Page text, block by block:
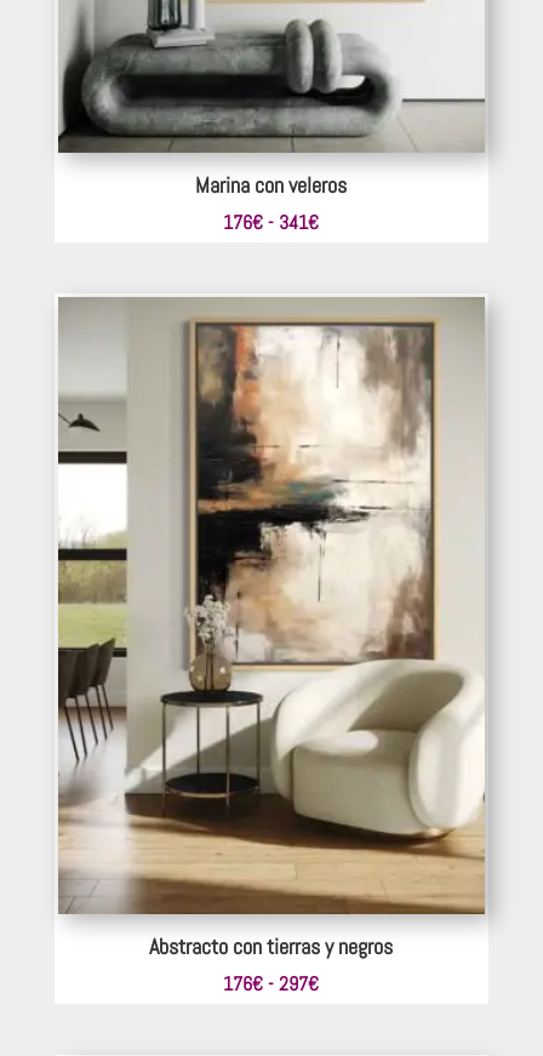
Marina con veleros
176€ - 341€Rango
desde
176€
Abstracto con tierras y negros
176€ - 297€Rango